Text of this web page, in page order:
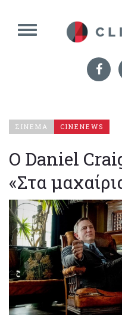
ΣΙΝΕΜΑ CINENEWS
Ο Daniel
«Στα